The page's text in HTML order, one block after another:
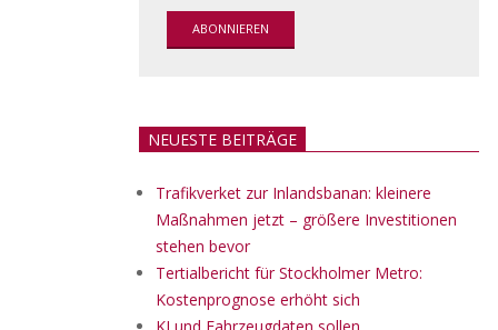
NEUESTE BEITRÄGE
Trafikverket zur Inlandsbanan: kleinere
Maßnahmen jetzt – größere Investitionen
stehen bevor
Tertialbericht für Stockholmer Metro:
Kostenprognose erhöht sich